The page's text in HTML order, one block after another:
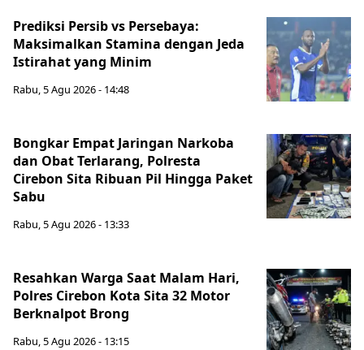
Prediksi Persib vs Persebaya:
Maksimalkan Stamina dengan Jeda
Istirahat yang Minim
Rabu, 5 Agu 2026 - 14:48
Bongkar Empat Jaringan Narkoba
dan Obat Terlarang, Polresta
Cirebon Sita Ribuan Pil Hingga Paket
Sabu
Rabu, 5 Agu 2026 - 13:33
Resahkan Warga Saat Malam Hari,
Polres Cirebon Kota Sita 32 Motor
Berknalpot Brong
Rabu, 5 Agu 2026 - 13:15